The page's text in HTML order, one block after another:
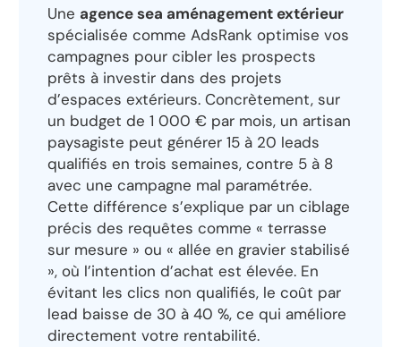
Une agence sea aménagement extérieur
spécialisée comme AdsRank optimise vos
campagnes pour cibler les prospects
prêts à investir dans des projets
d’espaces extérieurs. Concrètement, sur
un budget de 1 000 € par mois, un artisan
paysagiste peut générer 15 à 20 leads
qualifiés en trois semaines, contre 5 à 8
avec une campagne mal paramétrée.
Cette différence s’explique par un ciblage
précis des requêtes comme « terrasse
sur mesure » ou « allée en gravier stabilisé
», où l’intention d’achat est élevée. En
évitant les clics non qualifiés, le coût par
lead baisse de 30 à 40 %, ce qui améliore
directement votre rentabilité.